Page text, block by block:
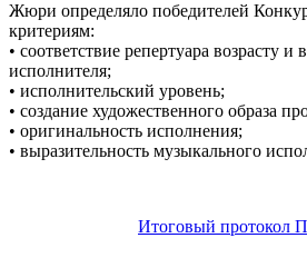
Жюри определяло победителей
критериям:
• соответствие репертуара возрасту
исполнителя;
• исполнительский уровень;
• создание художественного образа
• оригинальность исполнения;
• выразительность музыкального
Итоговый протокол